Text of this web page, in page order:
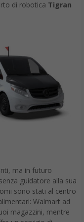
di robotica Tigran
ma in futuro
guidatore alla sua
sono stati al centro
Walmart ad
magazzini, mentre